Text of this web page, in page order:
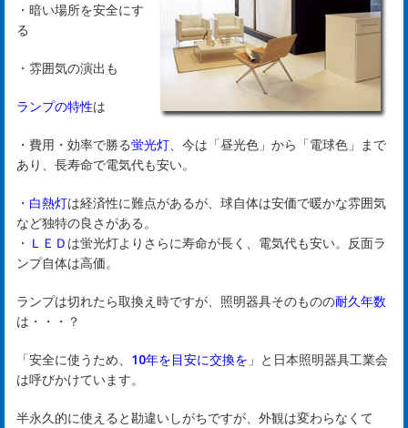
・暗い場所を安全にす
る
・雰囲気の演出も
ランプの特性は
・費用・効率で勝る蛍光灯、今は「昼光色」から「電球色」まで
あり、長寿命で電気代も安い。
・ 白熱灯は経済性に難点があるが、球自体は安価で暖かな雰囲気
など独特の良さがある。
・ ＬＥＤ は蛍光灯よりさらに寿命が長く、電気代も安い。反面ラ
ンプ自体は高価。
ランプは切れたら取換え時ですが、照明器具そのものの耐久年数
は・・・？
「安全に使うため、 10年を目安に交換を 」と日本照明器具工業会
は呼びかけています。
半永久的に使えると勘違いしがちですが、外観は変わらなくて